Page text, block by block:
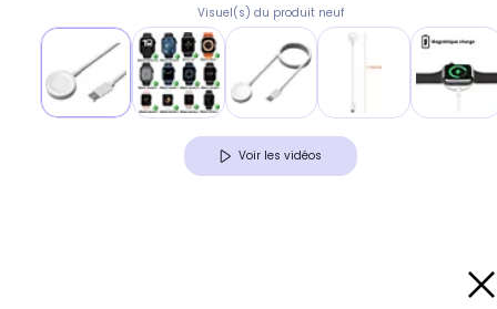
Visuel(s) du produit neuf
Voir les vidéos